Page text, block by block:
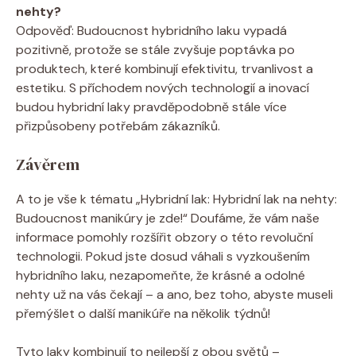
nehty?
Odpověď: Budoucnost hybridního laku vypadá
pozitivně, protože se stále zvyšuje poptávka po
produktech, které kombinují efektivitu, trvanlivost a
estetiku. S příchodem nových technologií a inovací
budou hybridní laky pravděpodobně stále více
přizpůsobeny potřebám zákazníků.
Závěrem
A to je vše k tématu „Hybridní lak: Hybridní lak na nehty:
Budoucnost manikúry je zde!“ Doufáme, že vám naše
informace pomohly rozšířit obzory o této revoluční
technologii. Pokud jste dosud váhali s vyzkoušením
hybridního laku, nezapomeňte, že krásné a odolné
nehty už na vás čekají – a ano, bez toho, abyste museli
přemýšlet o další manikúře na několik týdnů!
Tyto laky kombinují to nejlepší z obou světů –